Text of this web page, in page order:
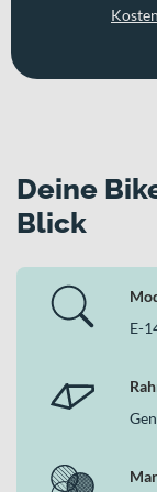
Deine
Blick
E-